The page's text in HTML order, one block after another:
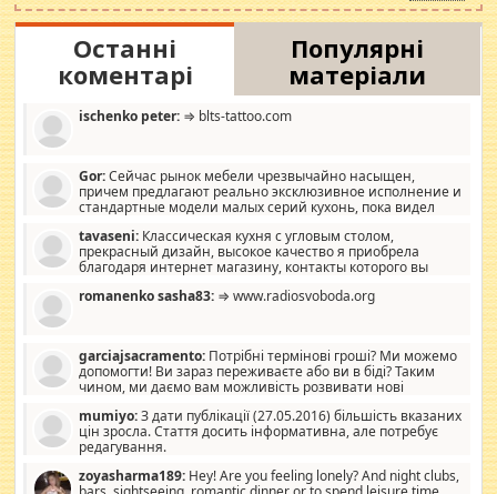
Останні
коментарі
Популярні
матеріали
ischenko peter: ⇒ blts-tattoo.com
Gor:Сейчас рынок мебели чрезвычайно насыщен,
причем предлагают реально эксклюзивное исполнение и
стандартные модели малых серий кухонь, пока видел
стандартные формы, в MebelOk, креативненько и что главное -
со вкусом все в порядке, без ненужных наворотов удорожающих
мебель, а это не последний фактор.
tavaseni: Классическая кухня с угловым столом,
прекрасный дизайн, высокое качество я приобрела
благодаря интернет магазину, контакты которого вы
romanenko sasha83: ⇒ www.radiosvoboda.org
garciajsacramento: Потрібні термінові гроші? Ми можемо
допомогти! Ви зараз переживаєте або ви в біді? Таким
чином, ми даємо вам можливість розвивати нові
допомагати людям, які намагаються дати їм шанс. Кожен
заслуговує на другий шанс, і, оскільки влада не зможе, вони
повинні приймати від інших. Для нас нема багато суми, і зрілість
витрат, а тільки узгоджених сум і нічого іншого. Не чекайте і не
mumiyo:З дати публікації (27.05.2016) більшість вказаних
цін зросла. Стаття досить інформативна, але потребує
редагування.
zoyasharma189: Hey! Are you feeling lonely? And night clubs,